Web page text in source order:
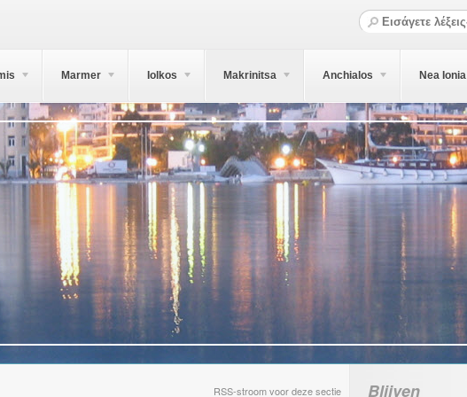
Marmer Iolkos Makrinitsa Anchialos Nea Ionia
RSS-stroom voor deze sectie Blijven